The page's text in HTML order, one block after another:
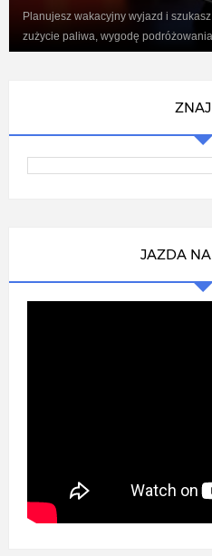
Planujesz wakacyjny wyjazd i
zużycie paliwa, wygodę
JAZDA